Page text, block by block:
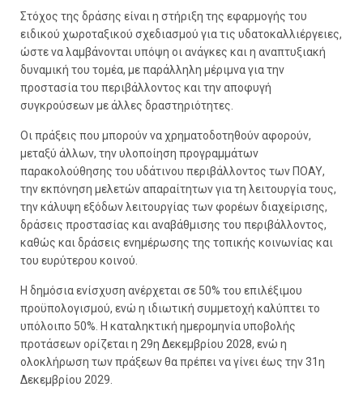
Στόχος της δράσης είναι η στήριξη της εφαρμογής του
ειδικού χωροταξικού σχεδιασμού για τις υδατοκαλλιέργειες,
ώστε να λαμβάνονται υπόψη οι ανάγκες και η αναπτυξιακή
δυναμική του τομέα, με παράλληλη μέριμνα για την
προστασία του περιβάλλοντος και την αποφυγή
συγκρούσεων με άλλες δραστηριότητες.
Οι πράξεις που μπορούν να χρηματοδοτηθούν αφορούν,
μεταξύ άλλων, την υλοποίηση προγραμμάτων
παρακολούθησης του υδάτινου περιβάλλοντος των ΠΟΑΥ,
την εκπόνηση μελετών απαραίτητων για τη λειτουργία τους,
την κάλυψη εξόδων λειτουργίας των φορέων διαχείρισης,
δράσεις προστασίας και αναβάθμισης του περιβάλλοντος,
καθώς και δράσεις ενημέρωσης της τοπικής κοινωνίας και
του ευρύτερου κοινού.
Η δημόσια ενίσχυση ανέρχεται σε 50% του επιλέξιμου
προϋπολογισμού, ενώ η ιδιωτική συμμετοχή καλύπτει το
υπόλοιπο 50%. Η καταληκτική ημερομηνία υποβολής
προτάσεων ορίζεται η 29η Δεκεμβρίου 2028, ενώ η
ολοκλήρωση των πράξεων θα πρέπει να γίνει έως την 31η
Δεκεμβρίου 2029.